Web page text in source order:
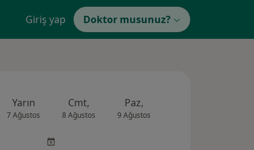
Giriş yap Doktor musunuz?
Yarın
7 Ağustos
Cmt,
8 Ağustos
Paz,
9 Ağustos